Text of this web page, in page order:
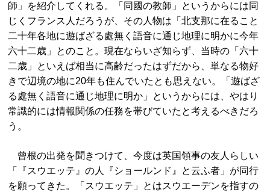
師」を紹介してくれる。「同國の教師」というからには同
じくフランス人だろうが、その人物は「北支那に在ること
二十年各地に遊ばざる處無く語音に通じ地理に明かに今年
六十二歳」とのこと。現在ならいざ知らず、当時の「六十
二歳」といえば相当に高齢だったはずだから、単なる物好
きで辺境の地に20年も住んでいたとも思えない。「遊ばざ
る處無く語音に通じ地理に明か」というからには、やはり
常識的には情報関係の任務を帯びていたと考えるべきだろ
う。
曾根の出発を聞きつけて、今度は英国領事の友人らしい
「『スウエッテ』の人『ショールンド』と云ふ者」が同行
を願ってきた。「スウエッテ」とはスウエーデンを指すの